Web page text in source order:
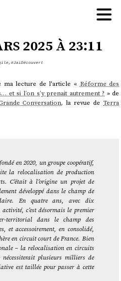
2025 à 23:11
, #JaiDécouvert
ma lecture de l'article « Réforme des
et si l’on s’y prenait autrement ? » de
Conversation, la revue deTerra
en 2020, un groupe coopératif,
la relocalisation de production
C’était à l’origine un projet de
développé dans le champ de
En quatre ans, avec dix
c’est désormais le premier
territorial dans le champ des
et accessoirement, en consolidé,
en circuit court de France. Bien
– la relocalisation en circuits
plusieurs milliers de
est taillée pour passer à cette